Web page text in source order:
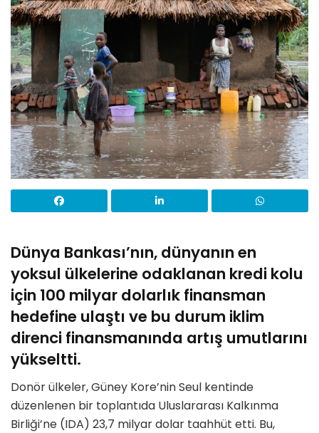
Dünya Bankası’nın, dünyanın en
yoksul ülkelerine odaklanan kredi kolu
için 100 milyar dolarlık finansman
hedefine ulaştı ve bu durum iklim
direnci finansmanında artış umutlarını
yükseltti.
Donör ülkeler, Güney Kore’nin Seul kentinde
düzenlenen bir toplantıda Uluslararası Kalkınma
Birliği’ne (IDA) 23,7 milyar dolar taahhüt etti. Bu,